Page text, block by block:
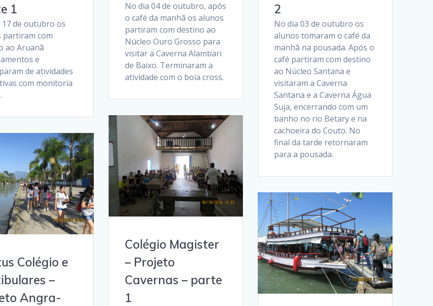
1
17 de outubro os
partiram com
ao Aruanã
e
de atividades
com monitoria
No dia 04 de outubro, após
o café da manhã os alunos
partiram com destino ao
Núcleo Ouro Grosso para
visitar a Caverna Alambari
de Baixo. Terminaram a
atividade com o boia cross.
2
No dia 03 de outubro os
alunos tomaram o café da
manhã na pousada. Após o
café partiram com destino
ao Núcleo Santana e
visitaram a Caverna
Santana e a Caverna Água
Suja, encerrando com um
banho no rio Betary e na
cachoeira do Couto. No
final da tarde retornaram
para a pousada.
Colégio Magister
– Projeto
Cavernas – parte
1
Colégio e
–
Angra-